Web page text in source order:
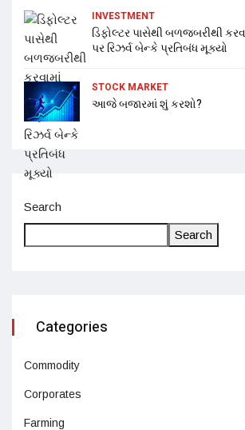
INVESTMENT
ડિફોલ્ટર પાસેથી બળજબરીથી
પર રિઝર્વ બેન્કે પ્રતિબંધ મૂક્યો
STOCK MARKET
આજે બજારમાં શું કરશો?
Search
Search
Categories
Commodity
Corporates
Farming